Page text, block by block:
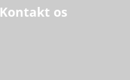
Kontakt os